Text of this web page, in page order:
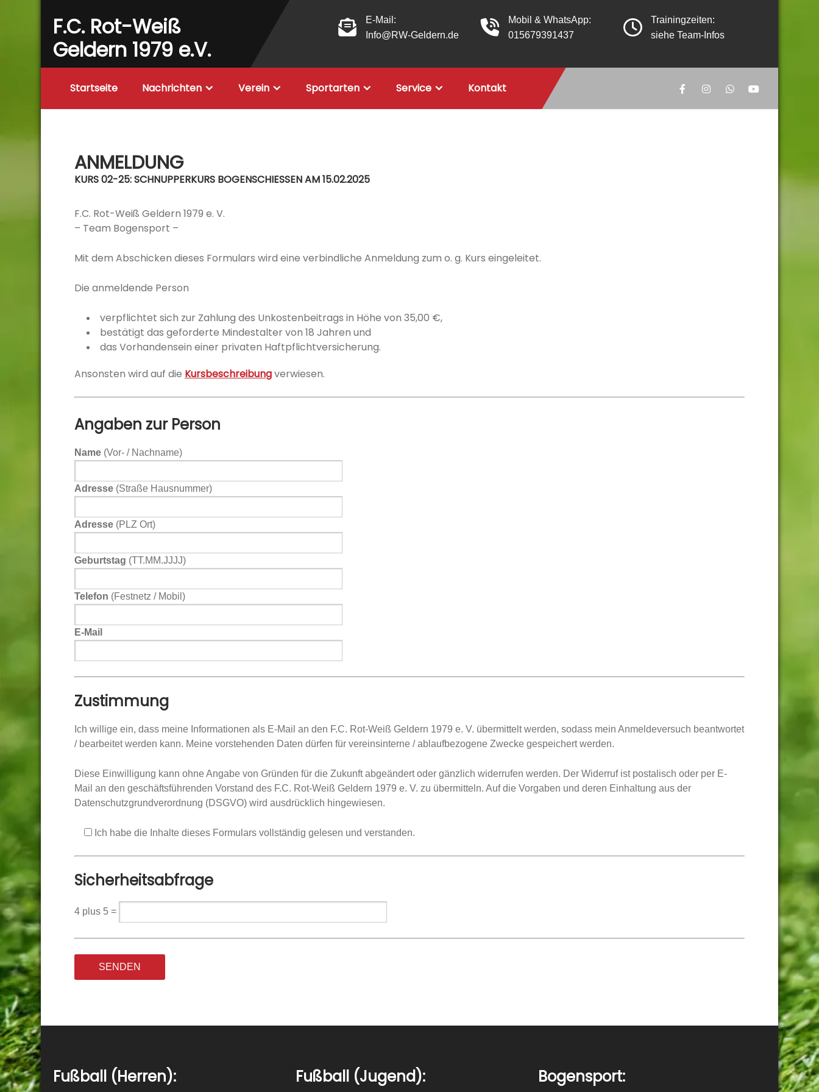
F.C. Rot-Weiß
Geldern 1979 e.V.
E-Mail:
Info@RW-Geldern.de
Mobil & WhatsApp:
015679391437
Trainingzeiten:
siehe Team-Infos
Startseite Nachrichten Verein Sportarten Service Kontakt
ANMELDUNG
KURS 02-25: SCHNUPPERKURS BOGENSCHIESSEN AM 15.02.2025
F.C. Rot-Weiß Geldern 1979 e. V.
– Team Bogensport –
Mit dem Abschicken dieses Formulars wird eine verbindliche Anmeldung zum o. g. Kurs eingeleitet.
Die anmeldende Person
verpflichtet sich zur Zahlung des Unkostenbeitrags in Höhe von 35,00 €,
bestätigt das geforderte Mindestalter von 18 Jahren und
das Vorhandensein einer privaten Haftpflichtversicherung.
Ansonsten wird auf die Kursbeschreibungverwiesen.
Angaben zur Person
Name (Vor- / Nachname)
Adresse (Straße Hausnummer)
Adresse (PLZ Ort)
Geburtstag (TT.MM.JJJJ)
Telefon (Festnetz / Mobil)
E-Mail
Zustimmung
Ich willige ein, dass meine Informationen als E-Mail an den F.C. Rot-Weiß Geldern 1979 e. V. übermittelt werden, sodass mein Anmeldeversuch beantwortet
/ bearbeitet werden kann. Meine vorstehenden Daten dürfen für vereinsinterne / ablaufbezogene Zwecke gespeichert werden.
Diese Einwilligung kann ohne Angabe von Gründen für die Zukunft abgeändert oder gänzlich widerrufen werden. Der Widerruf ist postalisch oder per E-
Mail an den geschäftsführenden Vorstand des F.C. Rot-Weiß Geldern 1979 e. V. zu übermitteln. Auf die Vorgaben und deren Einhaltung aus der
Datenschutzgrundverordnung (DSGVO) wird ausdrücklich hingewiesen.
Ich habe die Inhalte dieses Formulars vollständig gelesen und verstanden.
Sicherheitsabfrage
4 plus 5 =
Fußball (Herren): Fußball (Jugend): Bogensport: